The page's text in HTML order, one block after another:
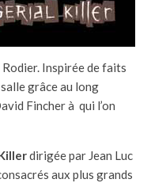
Inspirée de faits
grâce au long
Fincher à qui l’on
dirigée par Jean Luc
aux plus grands